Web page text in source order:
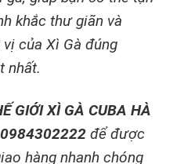
khắc thư giãn và
của Xì Gà đúng
nhất.
GIỚI XÌ GÀ CUBA HÀ
0984302222 để được
hàng nhanh chóng